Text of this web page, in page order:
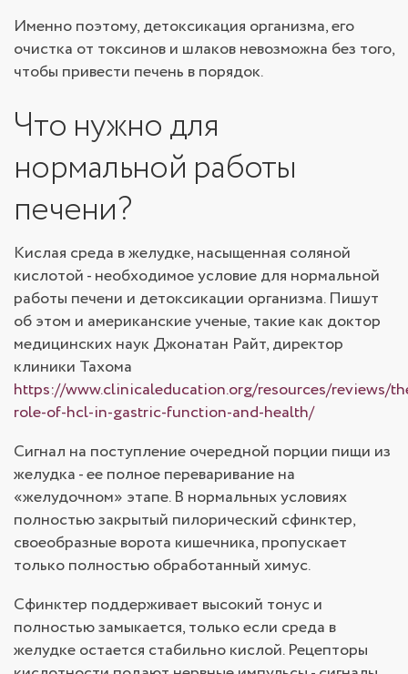
Именно поэтому, детоксикация организма, его
очистка от токсинов и шлаков невозможна без того,
чтобы привести печень в порядок.
Что нужно для
нормальной работы
печени?
Кислая среда в желудке, насыщенная соляной
кислотой - необходимое условие для нормальной
работы печени и детоксикации организма. Пишут
об этом и американские ученые, такие как доктор
медицинских наук Джонатан Райт, директор
клиники Тахома
https://www.clinicaleducation.org/resources/reviews/
role-of-hcl-in-gastric-function-and-health/
Сигнал на поступление очередной порции пищи из
желудка - ее полное переваривание на
«желудочном» этапе. В нормальных условиях
полностью закрытый пилорический сфинктер,
своеобразные ворота кишечника, пропускает
только полностью обработанный химус.
Сфинктер поддерживает высокий тонус и
полностью замыкается, только если среда в
желудке остается стабильно кислой. Рецепторы